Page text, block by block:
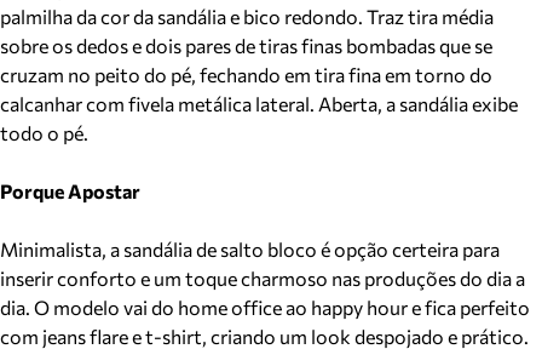
palmilha da cor da sandália e bico redondo. Traz tira média
sobre os dedos e dois pares de tiras finas bombadas que se
cruzam no peito do pé, fechando em tira fina em torno do
calcanhar com fivela metálica lateral. Aberta, a sandália exibe
todo o pé.
Porque Apostar
Minimalista, a sandália de salto bloco é opção certeira para
inserir conforto e um toque charmoso nas produções do dia a
dia. O modelo vai do home office ao happy hour e fica perfeito
com jeans flare e t-shirt, criando um look despojado e prático.